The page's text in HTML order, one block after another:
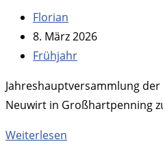
ihr
neues
Zuhause
Beitrags-
Autor:
Florian
Beitrag
veröffentlicht:
8. März 2026
Beitrags-
Frühjahr
Jahreshauptversammlung
Neuwirt in Großhartpenning
Weiterlesen